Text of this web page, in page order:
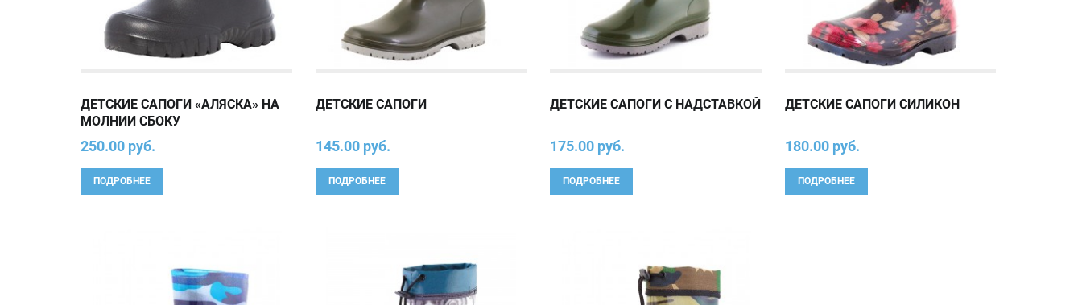
ДЕТСКИЕ САПОГИ «АЛЯСКА» НА
МОЛНИИ СБОКУ
250.00 руб.
ПОДРОБНЕЕ
ДЕТСКИЕ САПОГИ
145.00 руб.
ПОДРОБНЕЕ
ДЕТСКИЕ САПОГИ С НАДСТАВКОЙ
175.00 руб.
ПОДРОБНЕЕ
ДЕТСКИЕ САПОГИ СИЛИКОН
180.00 руб.
ПОДРОБНЕЕ